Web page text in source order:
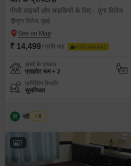
पीजी लड़कों और लड़कियों के लिए - तुंगा विलेज
तुंगा विलेज, मुंबई
₹ 14,499 / प्रति माह FOOD AVAILABLE
कमरे के प्रकार
प्राइवेट रूम + 2
फर्निशिंग स्थिति
सुसज्जित
R रहीम महमूद
5
7